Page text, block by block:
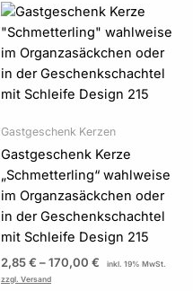
Gastgeschenk Kerzen
Gastgeschenk Kerze
„Schmetterling“ wahlweise
im Organzasäckchen oder
in der Geschenkschachtel
mit Schleife Design 215
2,85€ –170,00 €
Preisspanne:
2,85 €
bis
170,00 €
inkl. 19% MwSt.
zzgl. Versand